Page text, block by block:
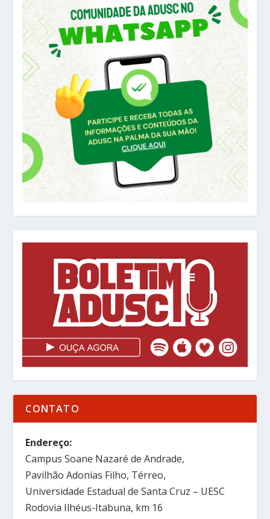
CONTATO
Endereço:
Campus Soane Nazaré de Andrade,
Pavilhão Adonias Filho, Térreo,
Universidade Estadual de Santa Cruz – UESC
Rodovia Ilhéus-Itabuna, km 16